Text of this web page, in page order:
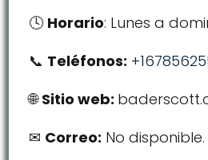
Horario: Lunes a
Teléfonos:
Sitio web:
Correo: No disponible.